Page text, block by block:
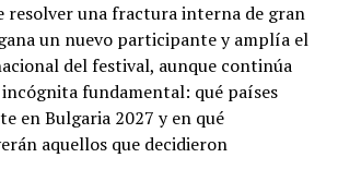
resolver una fractura interna de gran
gana un nuevo participante y amplía el
del festival, aunque continúa
fundamental: qué países
en Bulgaria 2027 y en qué
aquellos que decidieron